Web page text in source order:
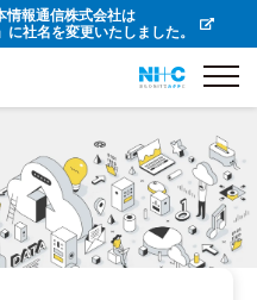
情報通信株式会社は
に社名を変更いたしました。